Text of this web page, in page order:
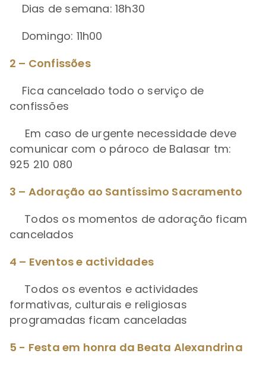
Dias de semana: 18h30
Domingo: 11h00
2 – Confissões
Fica cancelado todo o serviço de
confissões
Em caso de urgente necessidade deve
comunicar com o pároco de Balasar tm:
925 210 080
3 – Adoração ao Santíssimo Sacramento
Todos os momentos de adoração ficam
cancelados
4 – Eventos e actividades
Todos os eventos e actividades
formativas, culturais e religiosas
programadas ficam canceladas
5 - Festa em honra da Beata Alexandrina